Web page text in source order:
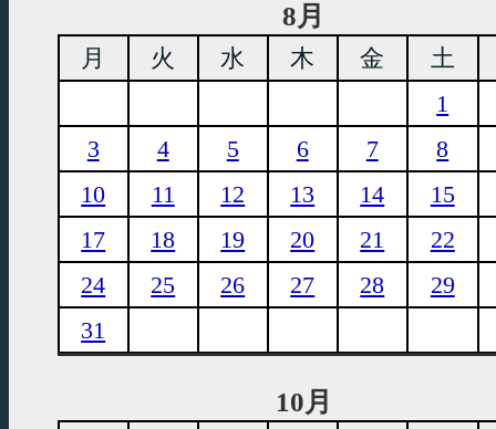
8月
月 火 水 木 金
土
1
3
4 5 6 7
8
10
11 12 13 14
15
17
18 19 20 21
22
24
25 26 27 28
29
31
10月